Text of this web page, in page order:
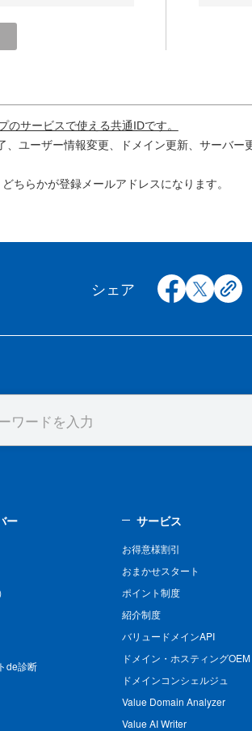
サービスで使える共通IDです。
ユーザー情報変更、ドメイン更新、サーバ
ちらかが登録メールアドレスになります。
シェア facebook
x
ー
de診断
サービス
お得意様割引
おまかせスタート
ポイント制度
紹介制度
バリュードメインAPI
ドメイン・ホスティングOEM
ドメインコンシェルジュ
Value Domain Analyzer
Value AI Writer